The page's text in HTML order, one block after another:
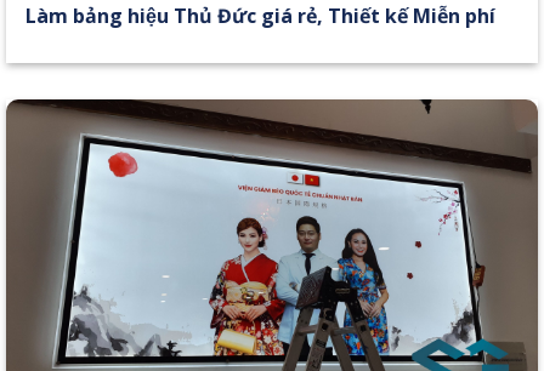
Làm bảng hiệu Thủ Đức giá rẻ, Thiết kế Miễn phí